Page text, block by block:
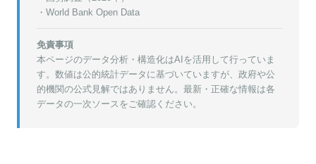
・World Bank Open Data
免責事項
本ページのデータ分析・構造化はAIを活用して行っていま
す。数値は公的統計データに基づいていますが、政府や公
的機関の公式見解ではありません。最新・正確な情報は各
データの一次ソースをご確認ください。